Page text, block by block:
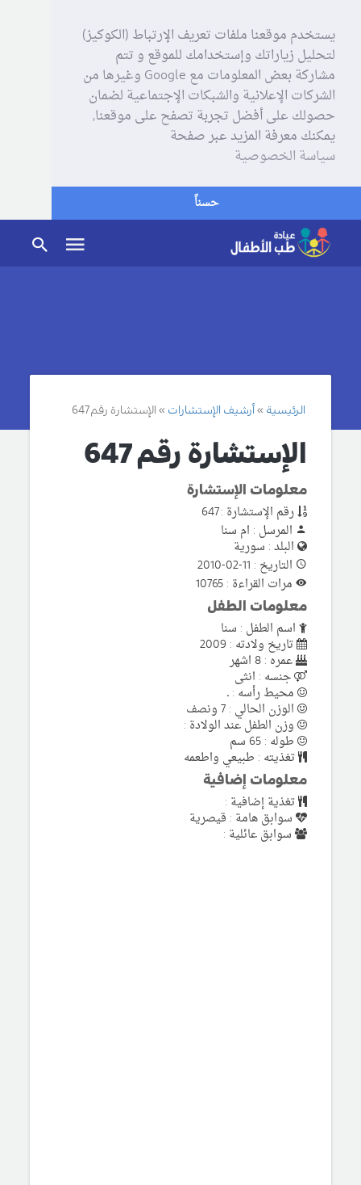
يستخدم موقعنا ملفات تعريف الإرتباط (الكوكيز)
لتحليل زياراتك وإستخدامك للموقع و تتم
مشاركة بعض المعلومات مع Google وغيرها من
الشركات الإعلانية والشبكات الإجتماعية لضمان
حصولك على أفضل تجربة تصفح على موقعنا,
يمكنك معرفة المزيد عبر صفحة
سياسة الخصوصية
حسناً
الرئيسية أرشيف الإستشارات الإستشارة رقم 647
الإستشارة رقم 647
معلومات الإستشارة
رقم الإستشارة : 647
المرسل : ام سنا
البلد : سورية
التاريخ : 11-02-2010
مرات القراءة : 10765
معلومات الطفل
اسم الطفل : سنا
تاريخ ولادته : 2009
عمره : 8 اشهر
جنسه : انثى
محيط رأسه : ـ
الوزن الحالي : 7 ونصف
وزن الطفل عند الولادة :
طوله : 65 سم
تغذيته : طبيعي واطعمه
معلومات إضافية
تغذية إضافية :
سوابق هامة : قيصرية
سوابق عائلية :